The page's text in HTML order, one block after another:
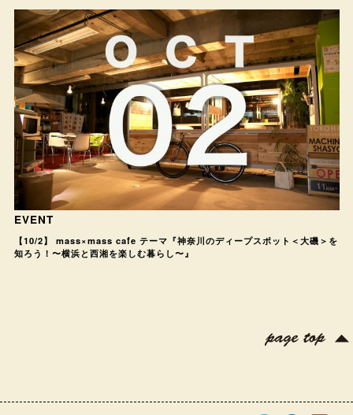
EVENT
【10/2】 mass×mass cafe テーマ『神奈川のディープスポット＜大磯＞を
知ろう！〜横浜と西湘を楽しむ暮らし〜』